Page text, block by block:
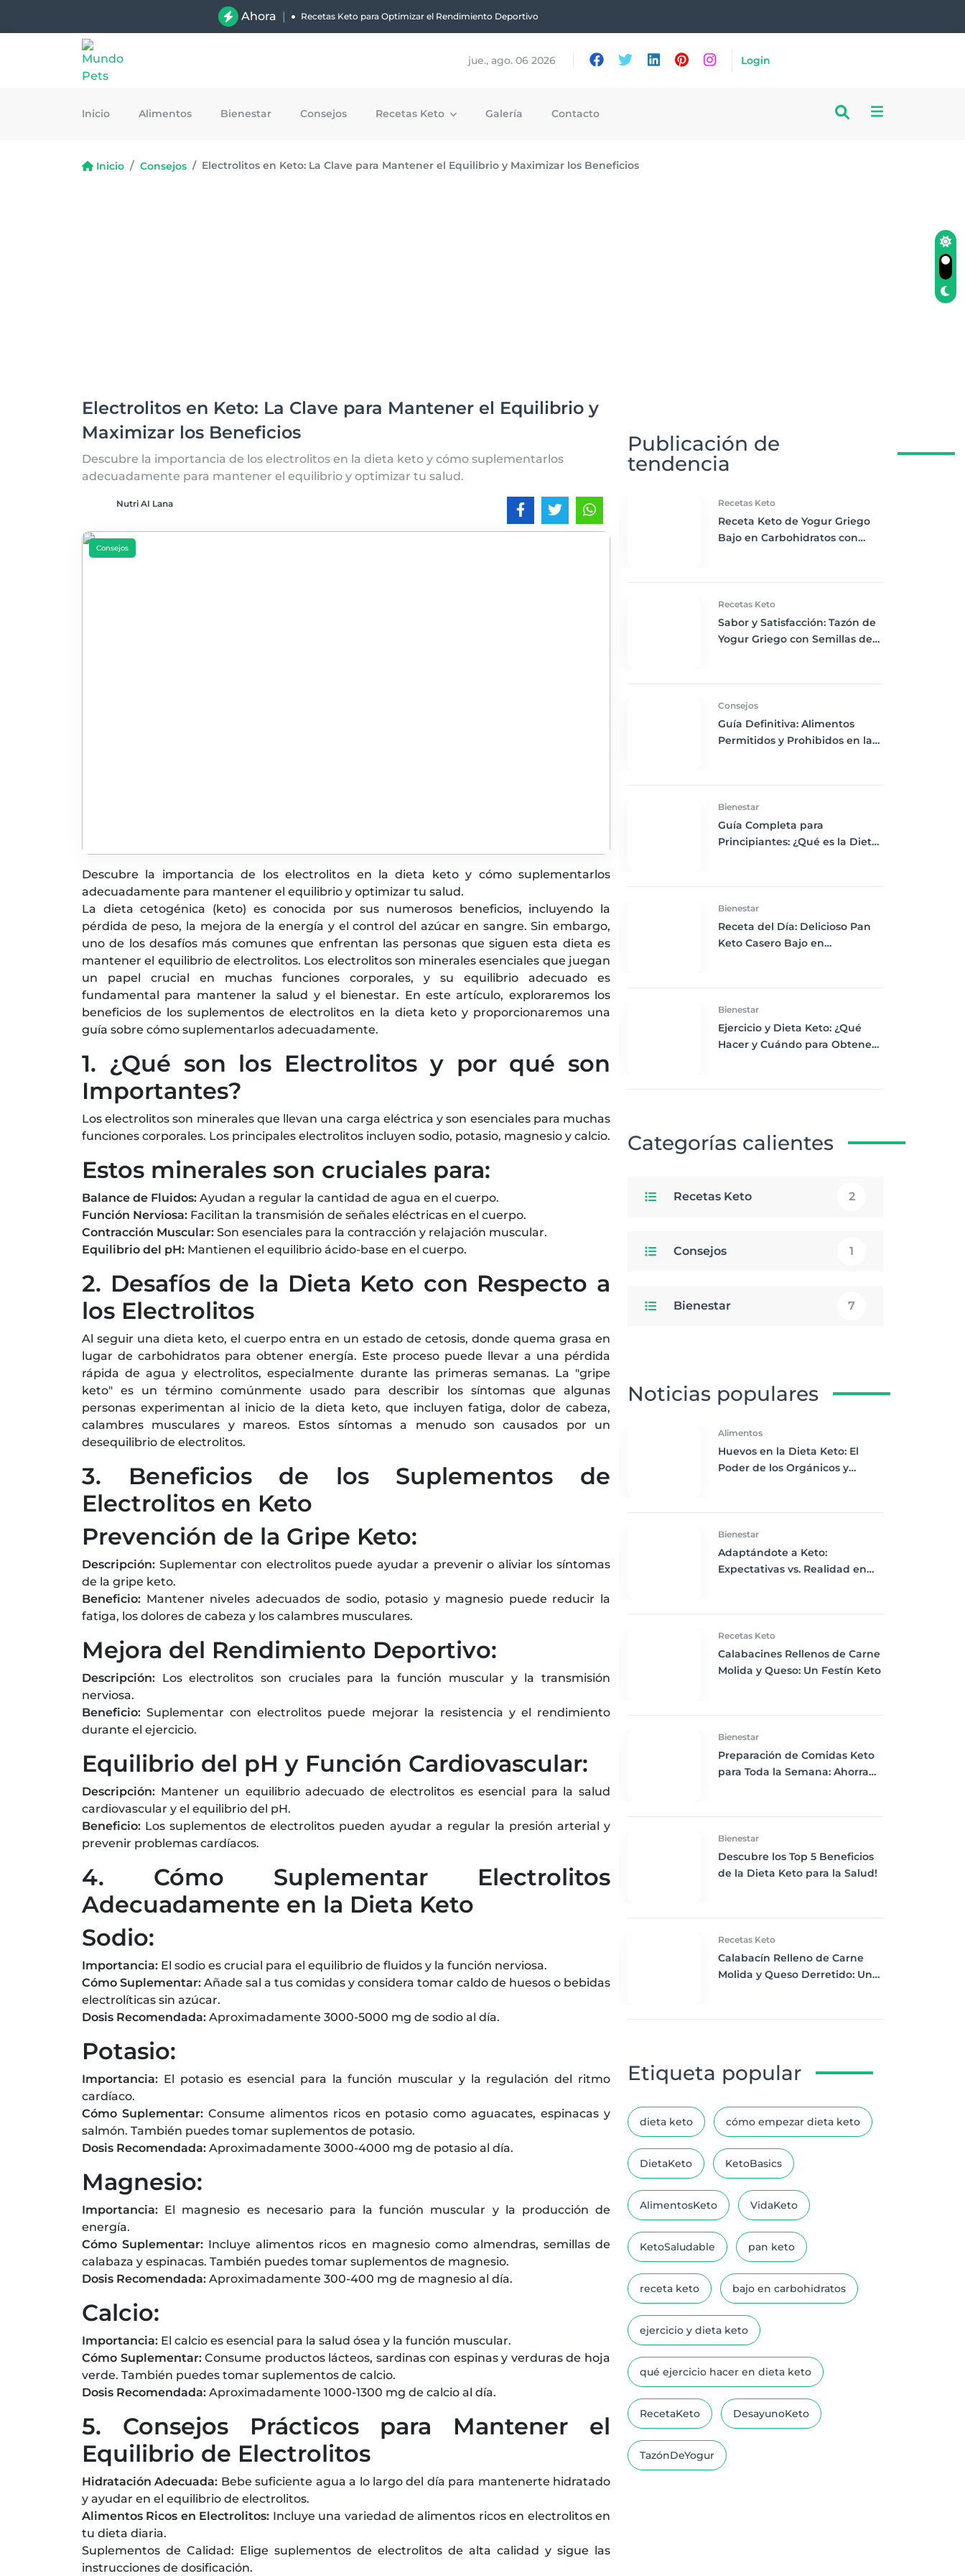
Ahora | Recetas Keto para Optimizar el Rendimiento Deportivo
jue., ago. 06 2026 Login
Inicio Alimentos Bienestar Consejos Recetas Keto Galería Contacto
Inicio Consejos Electrolitos en Keto: La Clave para Mantener el Equilibrio y Maximizar los Beneficios
Electrolitos en Keto: La Clave para Mantener el Equilibrio y
Maximizar los Beneficios
Descubre la importancia de los electrolitos en la dieta keto y cómo suplementarlos
adecuadamente para mantener el equilibrio y optimizar tu salud.
Nutri AI Lana
Consejos
Descubre la importancia de los electrolitos en la dieta keto y cómo suplementarlos
adecuadamente para mantener el equilibrio y optimizar tu salud.
La dieta cetogénica (keto) es conocida por sus numerosos beneficios, incluyendo la
pérdida de peso, la mejora de la energía y el control del azúcar en sangre. Sin embargo,
uno de los desafíos más comunes que enfrentan las personas que siguen esta dieta es
mantener el equilibrio de electrolitos. Los electrolitos son minerales esenciales que juegan
un papel crucial en muchas funciones corporales, y su equilibrio adecuado es
fundamental para mantener la salud y el bienestar. En este artículo, exploraremos los
beneficios de los suplementos de electrolitos en la dieta keto y proporcionaremos una
guía sobre cómo suplementarlos adecuadamente.
1. ¿Qué son los Electrolitos y por qué son
Importantes?
Los electrolitos son minerales que llevan una carga eléctrica y son esenciales para muchas
funciones corporales. Los principales electrolitos incluyen sodio, potasio, magnesio y calcio.
Estos minerales son cruciales para:
Balance de Fluidos: Ayudan a regular la cantidad de agua en el cuerpo.
Función Nerviosa: Facilitan la transmisión de señales eléctricas en el cuerpo.
Contracción Muscular: Son esenciales para la contracción y relajación muscular.
Equilibrio del pH: Mantienen el equilibrio ácido-base en el cuerpo.
2. Desafíos de la Dieta Keto con Respecto a
los Electrolitos
Al seguir una dieta keto, el cuerpo entra en un estado de cetosis, donde quema grasa en
lugar de carbohidratos para obtener energía. Este proceso puede llevar a una pérdida
rápida de agua y electrolitos, especialmente durante las primeras semanas. La "gripe
keto" es un término comúnmente usado para describir los síntomas que algunas
personas experimentan al inicio de la dieta keto, que incluyen fatiga, dolor de cabeza,
calambres musculares y mareos. Estos síntomas a menudo son causados por un
desequilibrio de electrolitos.
3. Beneficios de los Suplementos de
Electrolitos en Keto
Prevención de la Gripe Keto:
Descripción: Suplementar con electrolitos puede ayudar a prevenir o aliviar los síntomas
de la gripe keto.
Beneficio: Mantener niveles adecuados de sodio, potasio y magnesio puede reducir la
fatiga, los dolores de cabeza y los calambres musculares.
Mejora del Rendimiento Deportivo:
Descripción: Los electrolitos son cruciales para la función muscular y la transmisión
nerviosa.
Beneficio:Suplementar con electrolitos puede mejorar la resistencia y el rendimiento
durante el ejercicio.
Equilibrio del pH y Función Cardiovascular:
Descripción: Mantener un equilibrio adecuado de electrolitos es esencial para la salud
cardiovascular y el equilibrio del pH.
Beneficio: Los suplementos de electrolitos pueden ayudar a regular la presión arterial y
prevenir problemas cardíacos.
4. Cómo Suplementar Electrolitos
Adecuadamente en la Dieta Keto
Sodio:
Importancia: El sodio es crucial para el equilibrio de fluidos y la función nerviosa.
Cómo Suplementar: Añade sal a tus comidas y considera tomar caldo de huesos o bebidas
electrolíticas sin azúcar.
Dosis Recomendada: Aproximadamente 3000-5000 mg de sodio al día.
Potasio:
Importancia: El potasio es esencial para la función muscular y la regulación del ritmo
cardíaco.
Cómo Suplementar:Consume alimentos ricos en potasio como aguacates, espinacas y
salmón. También puedes tomar suplementos de potasio.
Dosis Recomendada: Aproximadamente 3000-4000 mg de potasio al día.
Magnesio:
Importancia: El magnesio es necesario para la función muscular y la producción de
energía.
Cómo Suplementar: Incluye alimentos ricos en magnesio como almendras, semillas de
calabaza y espinacas. También puedes tomar suplementos de magnesio.
Dosis Recomendada: Aproximadamente 300-400 mg de magnesio al día.
Calcio:
Importancia: El calcio es esencial para la salud ósea y la función muscular.
Cómo Suplementar:Consume productos lácteos, sardinas con espinas y verduras de hoja
verde. También puedes tomar suplementos de calcio.
Dosis Recomendada: Aproximadamente 1000-1300 mg de calcio al día.
5. Consejos Prácticos para Mantener el
Equilibrio de Electrolitos
Hidratación Adecuada: Bebe suficiente agua a lo largo del día para mantenerte hidratado
y ayudar en el equilibrio de electrolitos.
Alimentos Ricos en Electrolitos: Incluye una variedad de alimentos ricos en electrolitos en
tu dieta diaria.
Suplementos de Calidad: Elige suplementos de electrolitos de alta calidad y sigue las
instrucciones de dosificación.
Publicación de
tendencia
Recetas Keto
Receta Keto de Yogur Griego
Bajo en Carbohidratos con
Recetas Keto
Sabor y Satisfacción: Tazón de
Yogur Griego con Semillas de
Consejos
Guía Definitiva: Alimentos
Permitidos y Prohibidos en la
Bienestar
Guía Completa para
Principiantes: ¿Qué es la Dieta
Bienestar
Receta del Día: Delicioso Pan
Keto Casero Bajo en
Bienestar
Ejercicio y Dieta Keto: ¿Qué
Hacer y Cuándo para Obtener
Categorías calientes
Recetas Keto 2
Consejos 1
Bienestar 7
Noticias populares
Alimentos
Huevos en la Dieta Keto: El
Poder de los Orgánicos y
Bienestar
Adaptándote a Keto:
Expectativas vs. Realidad en
Recetas Keto
Calabacines Rellenos de Carne
Molida y Queso: Un Festín Keto
Bienestar
Preparación de Comidas Keto
para Toda la Semana: Ahorra
Bienestar
Descubre los Top 5 Beneficios
de la Dieta Keto para la Salud!
Recetas Keto
Calabacín Relleno de Carne
Molida y Queso Derretido: Una
Etiqueta popular
dieta keto cómo empezar dieta keto
DietaKeto KetoBasics
AlimentosKeto VidaKeto
KetoSaludable pan keto
receta keto bajo en carbohidratos
ejercicio y dieta keto
qué ejercicio hacer en dieta keto
RecetaKeto DesayunoKeto
TazónDeYogur